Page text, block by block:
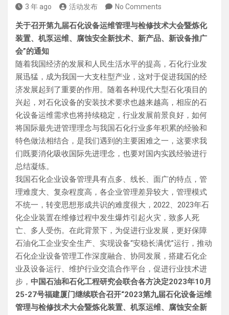
3 年 ago 活动发布 No Comments
关于召开第九届石化设备运维管理与检修技术大会暨炼化
装置、机泵运维、腐蚀安全新技术、新产品、新设备推广
会”的通知
随着我国经济的发展和人民生活水平的提高，石化行业发
展迅猛，成为我国一大支柱型产业，这对于促进我国的经
济发展起到了重要的作用。随着各种现代大型石化项目的
兴起，对石化设备的安装技术要求也越来越高，相应的石
化设备运维需求也将持续稳定，行业发展前景良好，如何
将国际最先进管理理念与我国石化行业多年积累的经验和
特色做法相结合，是我们遇到的主要困难之一，这要求我
们既要消化吸收国际先进理念，也要对国内实践经验进行
总结凝练。
我国石化企业设备管理具有点多、线长、面广的特点，管
理难度大、复杂程度高，各企业管理差异较大，管理模式
不统一，转变思想形成共识的难度很大，2022、2023年石
化企业装置在维修过程中发生爆炸引起火灾，致多人死
亡、多人受伤。在此背景下，为促进行业发展，更好保障
石油化工企业安全生产、实现设备“安稳长满优”运行，推动
石化企业设备管理工作深度融合、协同发展，搭建石化企
业及设备运行、维护行业交流合作平台，促进行业技术进
步， 中国石油和石化工程研究会联合各方决定2023年10月
25-27号福建厦门继续联合召开“2023第九届石化设备运维
管理与检修技术大会暨炼化装置、机泵运维、腐蚀安全新